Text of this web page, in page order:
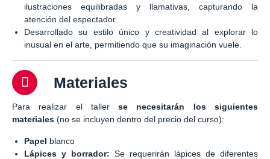
ilustraciones equilibradas y llamativas, capturando la
atención del espectador.
Desarrollado su estilo único y creatividad al explorar lo
inusual en el arte, permitiendo que su imaginación vuele.
Materiales
Para realizar el tallerse necesitarán los siguientes
materiales (no se incluyen dentro del precio del curso):
Papel blanco
Lápices y borrador: Se requerirán lápices de diferentes